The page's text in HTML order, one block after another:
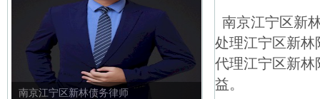
南京江宁区新林债权债务律师
南京江宁区新
处理江宁区新林
代理江宁区新林
益。